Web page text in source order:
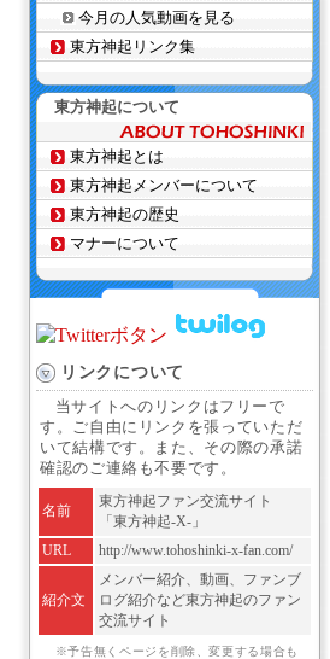
今月の人気動画を見る
東方神起リンク集
東方神起について
東方神起とは
東方神起メンバーについて
東方神起の歴史
マナーについて
リンクについて
当サイトへのリンクはフリーで
す。ご自由にリンクを張っていただ
いて結構です。また、その際の承諾
確認のご連絡も不要です。
名前
東方神起ファン交流サイト
「東方神起-X-」
URL
http://www.tohoshinki-x-fan.com/
紹介文
メンバー紹介、動画、ファンブ
ログ紹介など東方神起のファン
交流サイト
※予告無くページを削除、変更する場合も